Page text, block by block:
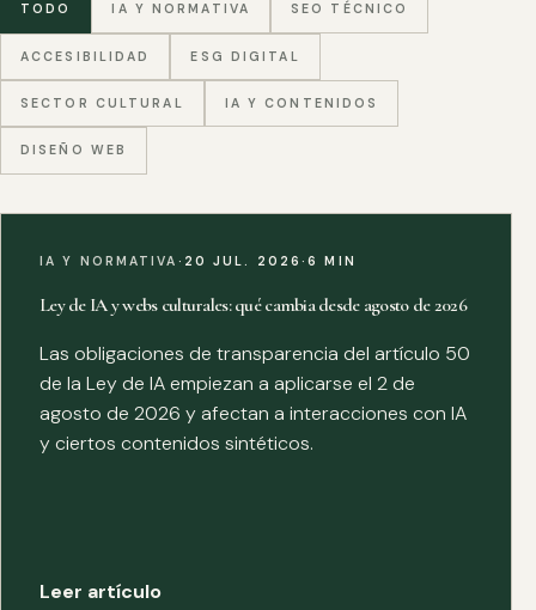
TODO IA Y NORMATIVA SEO TÉCNICO
ACCESIBILIDAD ESG DIGITAL
SECTOR CULTURAL IA Y CONTENIDOS
DISEÑO WEB
IA Y NORMATIVA · 20 JUL. 2026·6 MIN
Ley de IA y webs culturales: qué cambia desde agosto de 2026
Las obligaciones de transparencia del artículo 50
de la Ley de IA empiezan a aplicarse el 2 de
agosto de 2026 y afectan a interacciones con IA
y ciertos contenidos sintéticos.
Leer artículo